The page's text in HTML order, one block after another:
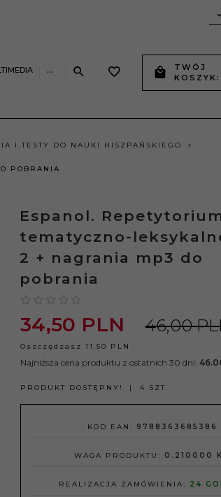
...
TWÓJ
KOSZYK:
I TESTY DO NAUKI HISZPAŃSKIEGO
POBRANIA
Espanol.
tematyczno-
2 + nagrania mp3 do
pobrania
34,50 PLN 46,00
Oszczędzasz 11.50 PLN
Najniższa cena produktu z ostatnich 30 dni:
PRODUKT DOSTĘPNY! 4 SZT.
KOD EAN: 9788363685386
WAGA PRODUKTU: 0.210000
REALIZACJA ZAMÓWIENIA: 24